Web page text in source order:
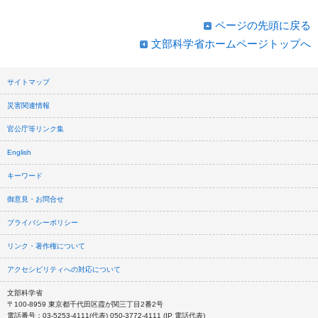
ページの先頭に戻る
文部科学省ホームページトップへ
サイトマップ
災害関連情報
官公庁等リンク集
English
キーワード
御意見・お問合せ
プライバシーポリシー
リンク・著作権について
アクセシビリティへの対応について
文部科学省
〒100-8959 東京都千代田区霞が関三丁目2番2号
電話番号：03-5253-4111(代表) 050-3772-4111 (IP 電話代表)